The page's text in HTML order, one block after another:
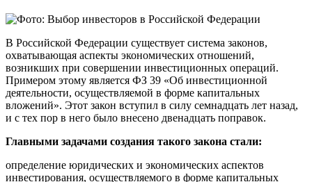
В Российской Федерации существует система законов,
охватывающая аспекты экономических отношений,
возникших при совершении инвестиционных операций.
Примером этому является ФЗ 39 «Об инвестиционной
деятельности, осуществляемой в форме капитальных
вложений». Этот закон вступил в силу семнадцать лет назад,
и с тех пор в него было внесено двенадцать поправок.
Главными задачами создания такого закона стали:
определение юридических и экономических аспектов
инвестирования, осуществляемого в форме капитальных